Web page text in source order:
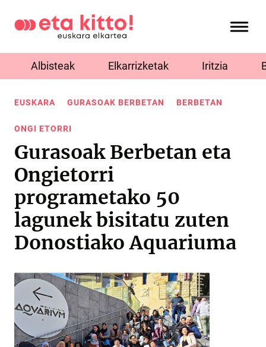
Albisteak Elkarrizketak Iritzia
EUSKARA GURASOAK BERBETAN BERBETAN
ONGI ETORRI
Gurasoak Berbetan eta
Ongietorri
programetako 50
lagunek bisitatu zuten
Donostiako Aquariuma